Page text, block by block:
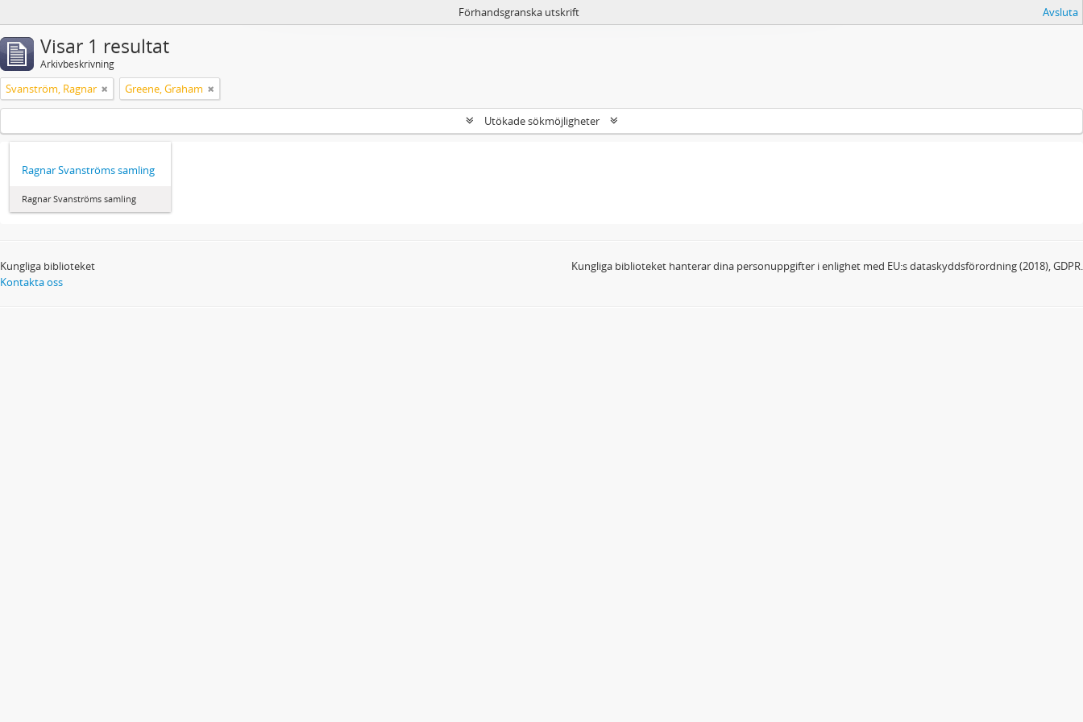
Förhandsgranska utskrift Avsluta
Visar 1 resultat
Arkivbeskrivning
Svanström, Ragnar Greene, Graham
Utökade sökmöjligheter
Ragnar Svanströms samling
Ragnar Svanströms samling
Kungliga biblioteket
Kontakta oss
Kungliga biblioteket hanterar dina personuppgifter i enlighet med EU:s dataskyddsförordning (2018), GDPR.